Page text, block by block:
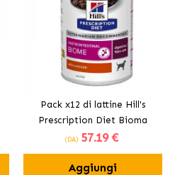
Pack x12 di lattine Hill's
Prescription Diet Bioma
gastrointestinale per cani
(DA) 57.19 €
Aggiungi